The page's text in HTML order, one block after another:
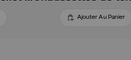
Ajouter Au Panier